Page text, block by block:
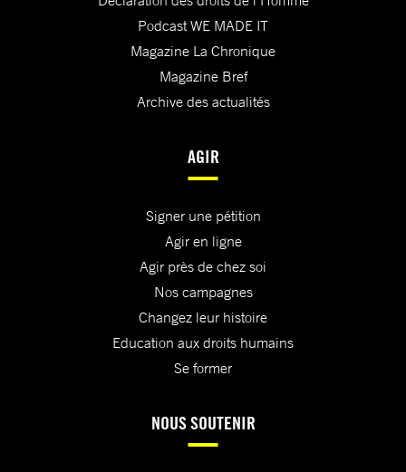
Podcast WE MADE IT
Magazine La Chronique
Magazine Bref
Archive des actualités
AGIR
Signer une pétition
Agir en ligne
Agir près de chez soi
Nos campagnes
Changez leur histoire
Education aux droits humains
Se former
NOUS SOUTENIR